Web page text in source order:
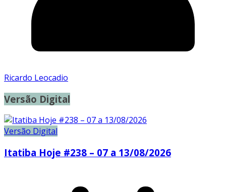
Ricardo Leocadio
Versão Digital
Versão Digital
Itatiba Hoje #238 – 07 a 13/08/2026